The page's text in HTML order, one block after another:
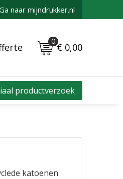
naar mijndrukker.nl
0
€ 0,00
productverzoek
katoenen